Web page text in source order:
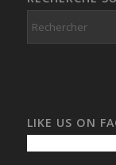
LIKE US ON